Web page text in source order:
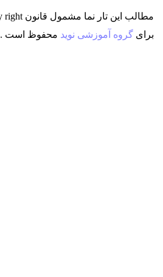
مطالب این تار نما مشمول قانون Copy right می باشد
برای گروه آموزشی نوید محفوظ است .